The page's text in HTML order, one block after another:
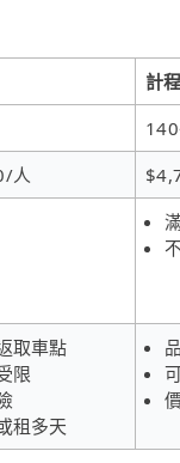
計
人
取車點
限
租多天